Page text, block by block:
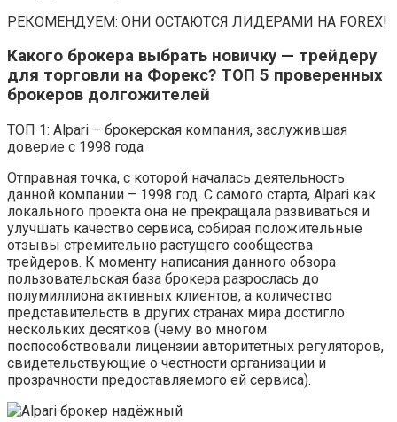
РЕКОМЕНДУЕМ: ОНИ ОСТАЮТСЯ ЛИДЕРАМИ НА FOREX!
Какого брокера выбрать новичку — трейдеру
для торговли на Форекс? ТОП 5 проверенных
брокеров долгожителей
ТОП 1: Alpari – брокерская компания, заслужившая
доверие с 1998 года
Отправная точка, с которой началась деятельность
данной компании – 1998 год. С самого старта, Alpari как
локального проекта она не прекращала развиваться и
улучшать качество сервиса, собирая положительные
отзывы стремительно растущего сообщества
трейдеров. К моменту написания данного обзора
пользовательская база брокера разрослась до
полумиллиона активных клиентов, а количество
представительств в других странах мира достигло
нескольких десятков (чему во многом
поспособствовали лицензии авторитетных регуляторов,
свидетельствующие о честности организации и
прозрачности предоставляемого ей сервиса).